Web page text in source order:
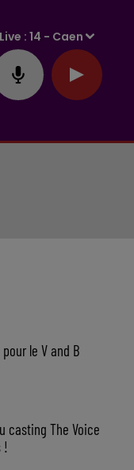
Live :14 - Caen
le V and B
casting The Voice
!